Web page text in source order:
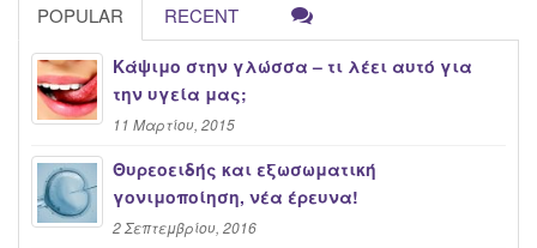
POPULAR RECENT
Κάψιμο στην γλώσσα – τι λέει αυτό για
την υγεία μας;
11 Μαρτίου, 2015
Θυρεοειδής και εξωσωματική
γονιμοποίηση, νέα έρευνα!
2 Σεπτεμβρίου, 2016